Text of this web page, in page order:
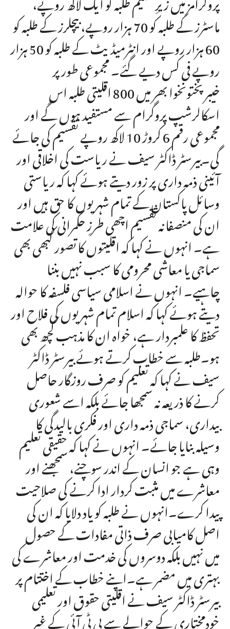
ماسٹرز کے طلبہ کو 70 ہزار روپے، بیچلرز کے طلبہ کو
60 ہزار روپے اور انٹرمیڈیٹ کے طلبہ کو 50 ہزار
روپے فی کس دیے گئے۔ مجموعی طور پر
خیبرپختونخوا بھر میں 800 اقلیتی طلبہ اس
اسکالرشپ پروگرام سے مستفید ہوں گے اور
مجموعی رقم 6 کروڑ 10 لاکھ روپے تقسیم کی جائے
گی۔بیرسٹر ڈاکٹر سیف نے ریاست کی اخلاقی اور
آئینی ذمہ داری پر زور دیتے ہوئے کہا کہ ریاستی
وسائل پاکستان کے تمام شہریوں کا حق ہیں اور
ان کی منصفانہ تقسیم اچھی طرزِ حکمرانی کی علامت
ہے۔ انہوں نے کہا کہ اقلیتوں کا تصور کبھی بھی
سماجی یا معاشی محرومی کا سبب نہیں بننا
چاہیے۔ انہوں نے اسلامی سیاسی فلسفہ کا حوالہ
دیتے ہوئے کہا کہ اسلام تمام شہریوں کی فلاح اور
تحفظ کا علمبردار ہے، خواہ ان کا مذہب کچھ بھی
ہو۔طلبہ سے خطاب کرتے ہوئے بیرسٹر ڈاکٹر
سیف نے کہا کہ تعلیم کو صرف روزگار حاصل
کرنے کا ذریعہ نہ سمجھا جائے بلکہ اسے شعوری
بیداری، سماجی ذمہ داری اور فکری بالیدگی کا
وسیلہ بنایا جائے۔ انہوں نے کہا کہ حقیقی تعلیم
وہی ہے جو انسان کے اندر سوچنے، سمجھنے اور
معاشرے میں مثبت کردار ادا کرنے کی صلاحیت
پیدا کرے۔انہوں نے طلبہ کو یاد دلایا کہ ان کی
اصل کامیابی صرف ذاتی مفادات کے حصول
میں نہیں بلکہ دوسروں کی خدمت اور معاشرے کی
بہتری میں مضمر ہے۔اپنے خطاب کے اختتام پر
بیرسٹر ڈاکٹر سیف نے اقلیتی حقوق اور تعلیمی
خودمختاری کے حوالے سے پی ٹی آئی کے غیر